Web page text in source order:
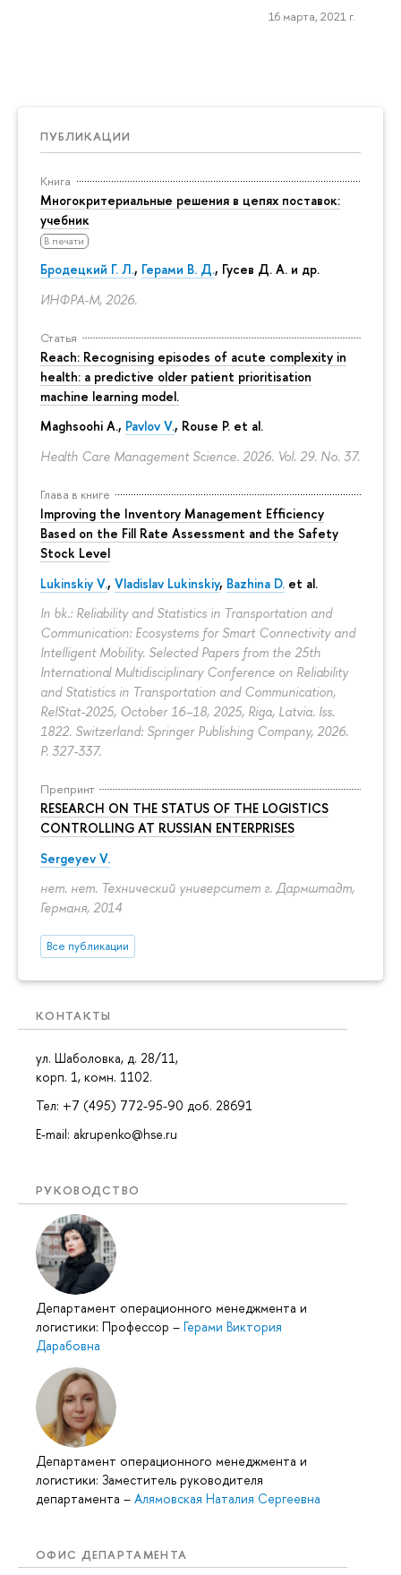
ПУБЛИКАЦИИ
Книга
Многокритериальные решения в цепях поставок:
учебник
В печати
Бродецкий Г. Л., Герами В. Д., Гусев Д. А. и др.
ИНФРА-М, 2026.
Статья
Reach: Recognising episodes of acute complexity in
health: a predictive older patient prioritisation
machine learning model.
Maghsoohi A., Pavlov V., Rouse P. et al.
Health Care Management Science. 2026. Vol. 29. No. 37.
Глава в книге
Improving the Inventory Management Efficiency
Based on the Fill Rate Assessment and the Safety
Stock Level
Lukinskiy V., Vladislav Lukinskiy, Bazhina D. et al.
In bk.: Reliability and Statistics in Transportation and
Communication: Ecosystems for Smart Connectivity and
Intelligent Mobility. Selected Papers from the 25th
International Multidisciplinary Conference on Reliability
and Statistics in Transportation and Communication,
RelStat-2025, October 16–18, 2025, Riga, Latvia. Iss.
1822. Switzerland: Springer Publishing Company, 2026.
P. 327-337.
Препринт
RESEARCH ON THE STATUS OF THE LOGISTICS
CONTROLLING AT RUSSIAN ENTERPRISES
Sergeyev V.
нет. нет. Технический университет г. Дармштадт,
Германя, 2014
Все публикации
КОНТАКТЫ
ул. Шаболовка, д. 28/11,
корп. 1, комн. 1102.
Тел: +7 (495) 772-95-90 доб. 28691
E-mail: akrupenko@hse.ru
РУКОВОДСТВО
Департамент операционного менеджмента и
логистики: Профессор – Герами Виктория
Дарабовна
Департамент операционного менеджмента и
логистики: Заместитель руководителя
департамента – Алямовская Наталия Сергеевна
ОФИС ДЕПАРТАМЕНТА
16 марта, 2021 г.